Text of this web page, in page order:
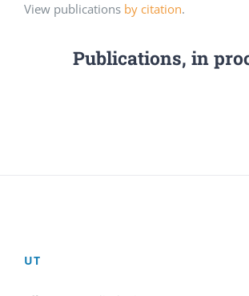
View publications by citation.
Publications, in
UT